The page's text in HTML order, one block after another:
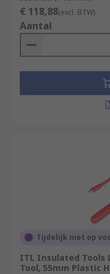
€ 118,88(excl. BTW)
Aantal
Tijdelijk niet op
ITL Insulated Tools
Tool, 55mm Plastic